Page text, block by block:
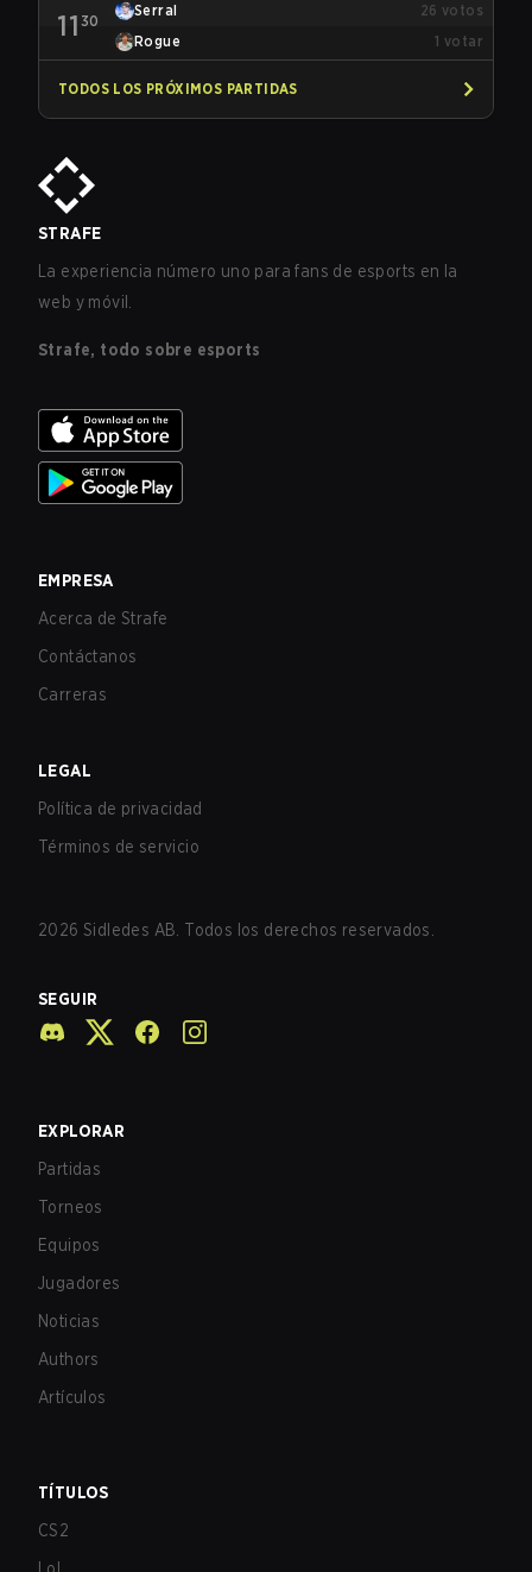
11 30
Serral 26 votos
Rogue
1 votar
TODOS LOS PRÓXIMOS PARTIDAS
STRAFE
La experiencia número uno para fans de esports en la
web y móvil.
Strafe, todo sobre esports
EMPRESA
Acerca de Strafe
Contáctanos
Carreras
LEGAL
Política de privacidad
Términos de servicio
2026 Sidledes AB. Todos los derechos reservados.
SEGUIR
EXPLORAR
Partidas
Torneos
Equipos
Jugadores
Noticias
Authors
Artículos
TÍTULOS
CS2